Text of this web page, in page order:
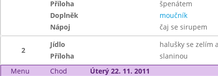
Příloha
špenátem
Doplněk
moučník
Nápoj
čaj se sirupem
2
Jídlo
halušky se zelím
Příloha
slaninou
Menu
Chod Úterý 22. 11. 2011